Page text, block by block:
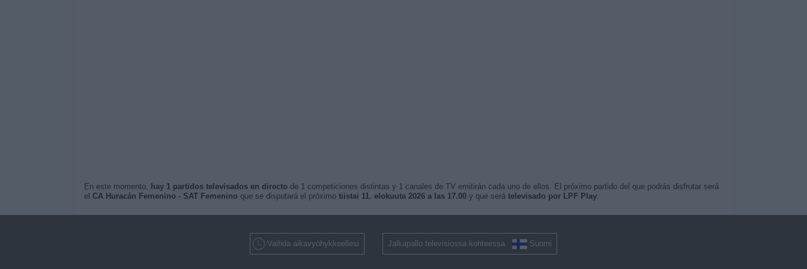
En este momento, hay 1 partidos televisados en directo de 1 competiciones distintas y 1 canales de TV emitirán cada uno de ellos. El próximo partido del que podrás disfrutar será
el CA Huracán Femenino - SAT Femenino que se disputará el próximo tiistai 11. elokuuta 2026 a las 17.00y que será televisado por LPF Play.
Vaihda aikavyöhykkeellesi Jalkapallo televisiossa kohteessa Suomi